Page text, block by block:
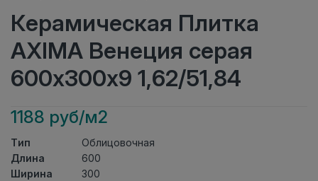
Керамическая Плитка
AXIMA Венеция серая
600х300х9 1,62/51,84
1188 руб/м2
Тип
Облицовочная
Длина
600
Ширина
300